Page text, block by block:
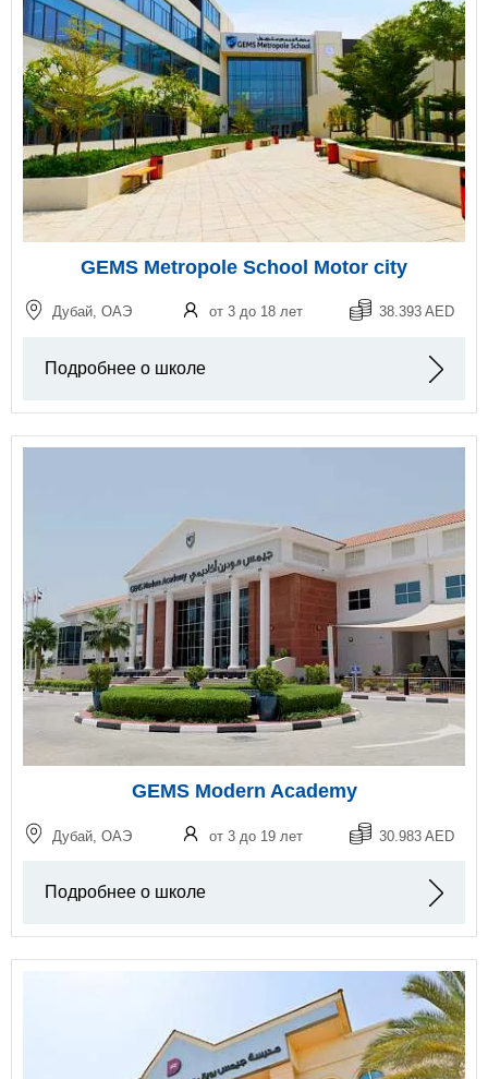
GEMS Metropole School Motor city
Дубай, ОАЭ от 3 до 18 лет 38.393 AED
Подробнее о школе
GEMS Modern Academy
Дубай, ОАЭ от 3 до 19 лет 30.983 AED
Подробнее о школе